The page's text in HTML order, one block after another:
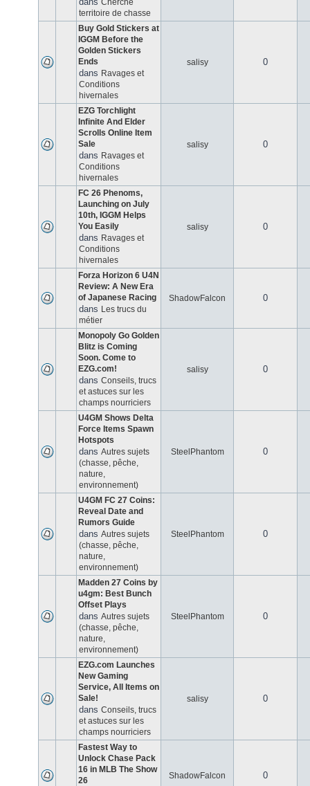
Cherche
territoire de chasse
Buy Gold Stickers at
IGGM Before the
Golden Stickers
Ends
dans Ravages et
Conditions
hivernales
salisy 0
EZG Torchlight
Infinite And Elder
Scrolls Online Item
Sale
dans Ravages et
Conditions
hivernales
salisy 0
FC 26 Phenoms,
Launching on July
10th, IGGM Helps
You Easily
dans Ravages et
Conditions
hivernales
salisy 0
Forza Horizon 6 U4N
Review: A New Era
of Japanese Racing
dans Les trucs du
métier
ShadowFalcon 0
Monopoly Go Golden
Blitz is Coming
Soon. Come to
EZG.com!
dans Conseils, trucs
et astuces sur les
champs nourriciers
salisy 0
U4GM Shows Delta
Force Items Spawn
Hotspots
dans Autres sujets
(chasse, pêche,
nature,
environnement)
SteelPhantom 0
U4GM FC 27 Coins:
Reveal Date and
Rumors Guide
dans Autres sujets
(chasse, pêche,
nature,
environnement)
SteelPhantom 0
Madden 27 Coins by
u4gm: Best Bunch
Offset Plays
dans Autres sujets
(chasse, pêche,
nature,
environnement)
SteelPhantom 0
EZG.com Launches
New Gaming
Service, All Items on
Sale!
dans Conseils, trucs
et astuces sur les
champs nourriciers
salisy 0
Fastest Way to
Unlock Chase Pack
16 in MLB The Show
26
ShadowFalcon 0